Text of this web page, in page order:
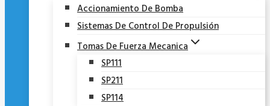
Accionamiento De Bomba
Sistemas De Control De Propulsión
Tomas De Fuerza Mecanica
SP111
SP211
SP114